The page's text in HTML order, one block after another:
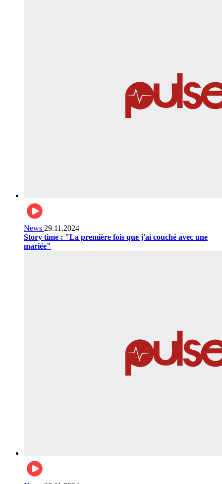
News 29.11.2024
Story time : "La première fois que j'ai couché avec une
mariée"